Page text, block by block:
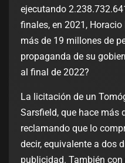
ejecutando
finales, en 2021,
más de 19 millones de
propaganda de su
al final de 2022?
La licitación de un
Sarsfield, que hace más
reclamando que lo
decir, equivalente a dos
publicidad. También